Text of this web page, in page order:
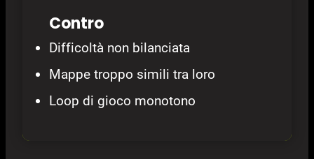
Contro
Difficoltà non bilanciata
Mappe troppo simili tra loro
Loop di gioco monotono